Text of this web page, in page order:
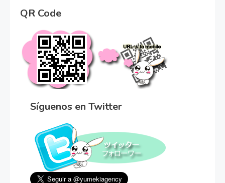
QR Code
Síguenos en Twitter